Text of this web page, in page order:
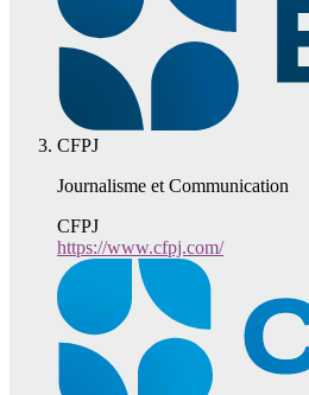
CFPJ
Journalisme et Communication
CFPJ
https://www.cfpj.com/